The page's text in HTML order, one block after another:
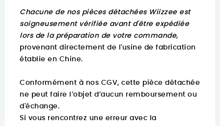
Chacune de nos pièces détachées Wiizzee est
soigneusement vérifiée avant d'être expédiée
lors de la préparation de votre commande,
provenant directement de l'usine de fabrication
établie en Chine.
Conformément à nos CGV, cette pièce détachée
ne peut faire l’objet d’aucun remboursement ou
d'échange.
Si vous rencontrez une erreur avec la